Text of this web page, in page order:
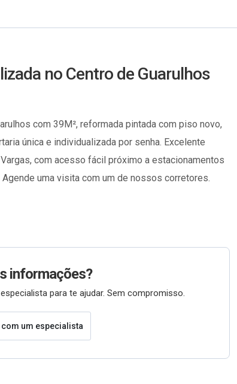
no Centro de Guarulhos
com 39M², reformada pintada com piso novo,
única e individualizada por senha. Excelente
com acesso fácil próximo a estacionamentos
uma visita com um de nossos corretores.
informações?
para te ajudar. Sem compromisso.
um especialista